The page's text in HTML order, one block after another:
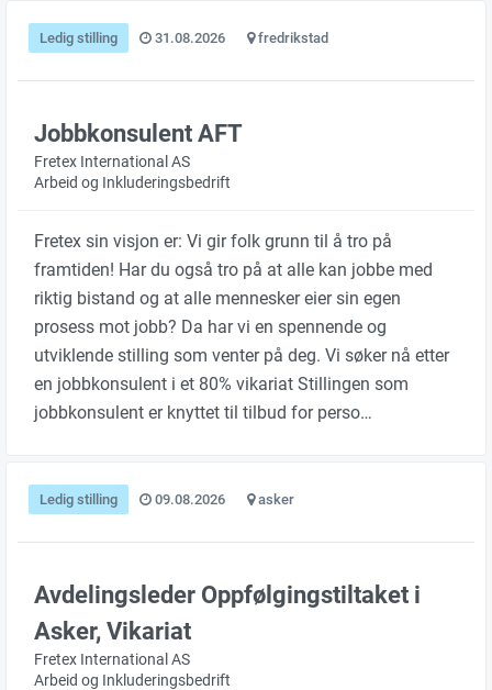
Ledig stilling 31.08.2026 fredrikstad
Jobbkonsulent AFT
Fretex International AS
Arbeid og Inkluderingsbedrift
Fretex sin visjon er: Vi gir folk grunn til å tro på
framtiden! Har du også tro på at alle kan jobbe med
riktig bistand og at alle mennesker eier sin egen
prosess mot jobb? Da har vi en spennende og
utviklende stilling som venter på deg. Vi søker nå etter
en jobbkonsulent i et 80% vikariat Stillingen som
jobbkonsulent er knyttet til tilbud for perso…
Ledig stilling 09.08.2026 asker
Avdelingsleder Oppfølgingstiltaket i
Asker, Vikariat
Fretex International AS
Arbeid og Inkluderingsbedrift